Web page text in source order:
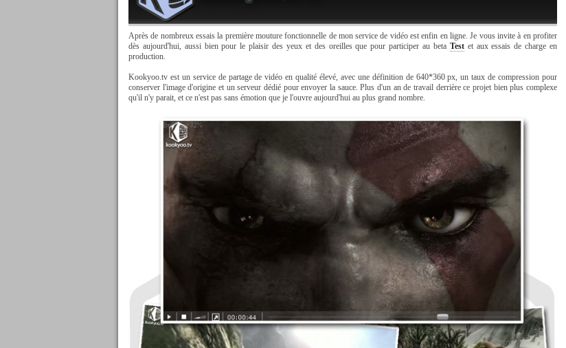
Après de nombreux essais la première mouture fonctionnelle de mon service de vidéo est enfin en ligne. Je vous invite à en profiter
dès aujourd'hui, aussi bien pour le plaisir des yeux et des oreilles que pour participer au beta Testet aux essais de charge en
production.
Kookyoo.tv est un service de partage de vidéo en qualité élevé, avec une définition de 640*360 px, un taux de compression pour
conserver l'image d'origine et un serveur dédié pour envoyer la sauce. Plus d'un an de travail derrière ce projet bien plus complexe
qu'il n'y parait, et ce n'est pas sans émotion que je l'ouvre aujourd'hui au plus grand nombre.